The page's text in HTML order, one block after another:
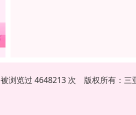
被浏览过 4648213 次 版权所有：三